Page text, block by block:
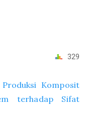
329
Komposit
terhadap Sifat